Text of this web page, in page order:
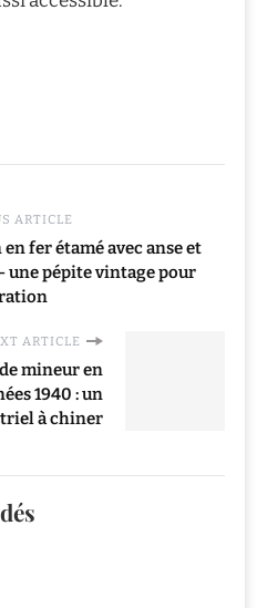
ARTICLE
fer étamé avec anse et
une pépite vintage pour
ARTICLE
mineur en
1940 : un
à chiner